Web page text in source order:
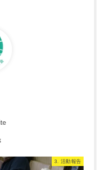
3. 活動報告